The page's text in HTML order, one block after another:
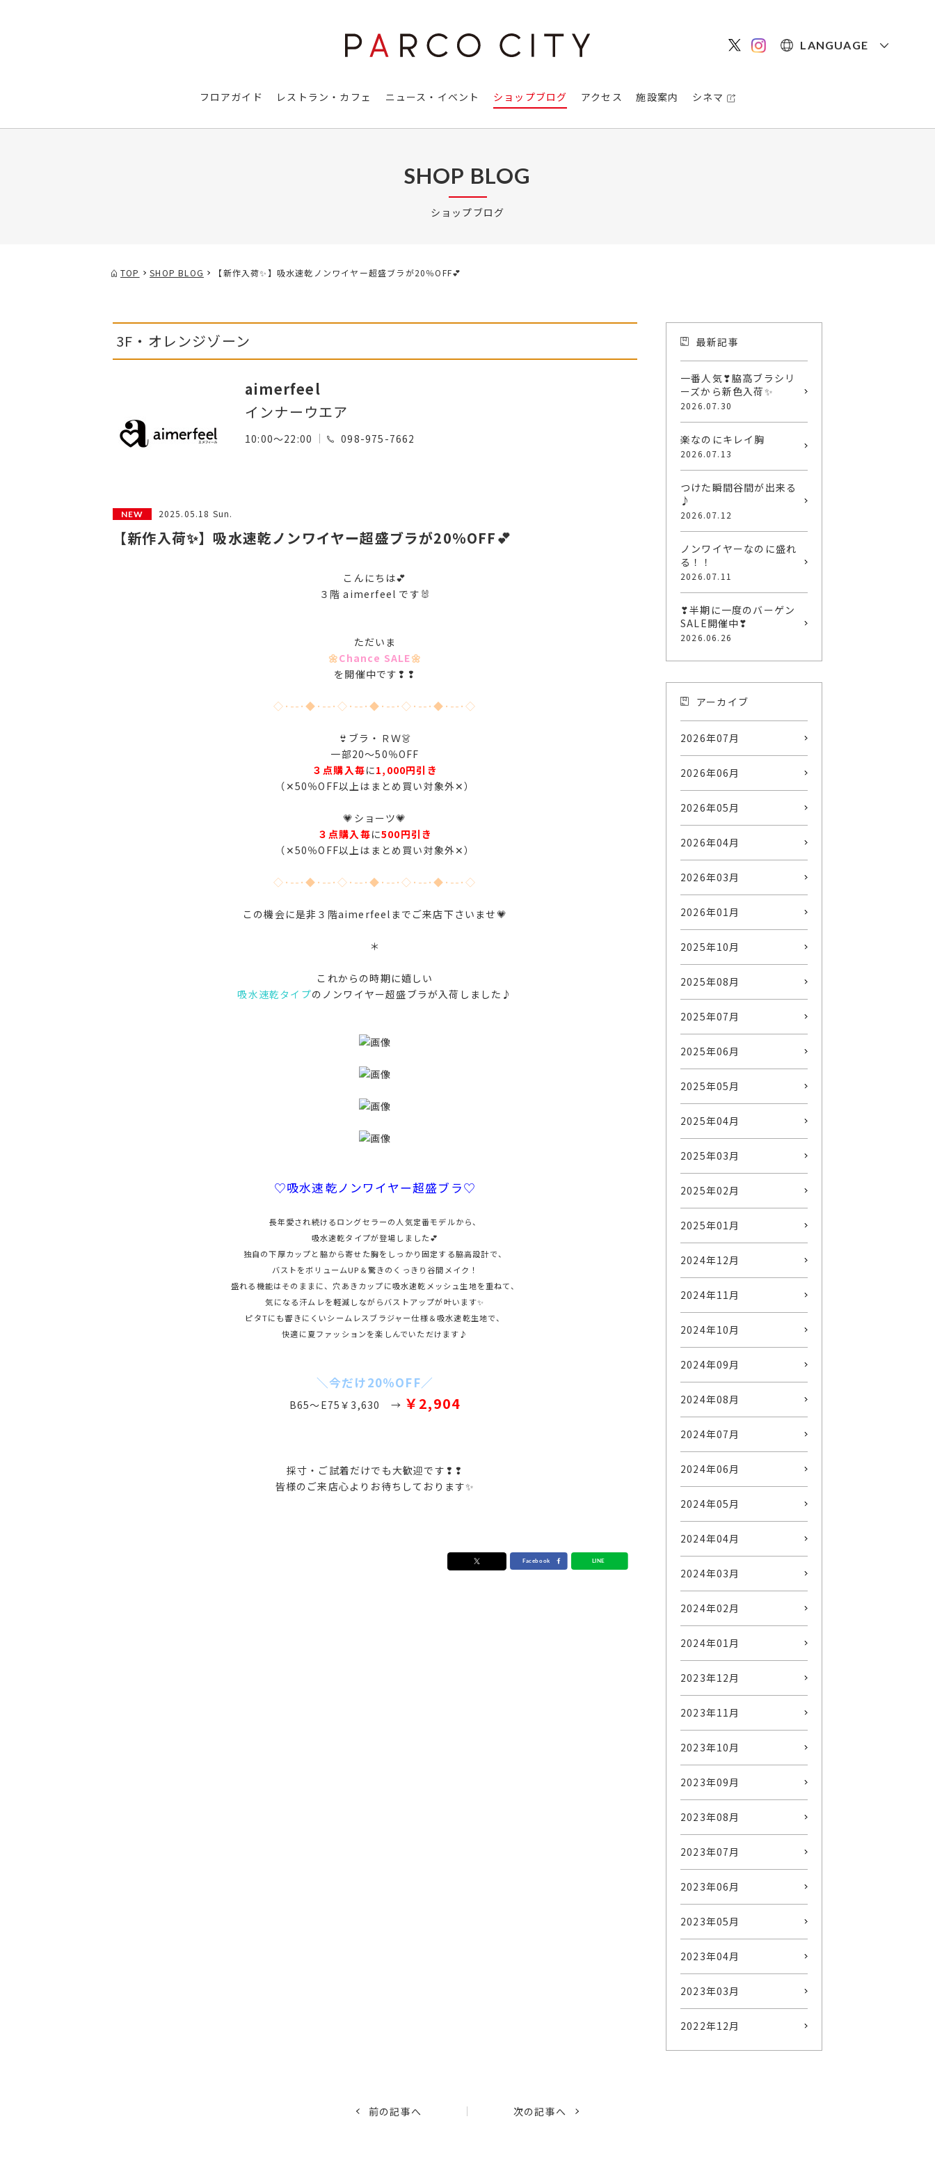
LANGUAGE
フロアガイド レストラン・カフェ ニュース・イベント ショップブログ アクセス 施設案内 シネマ
SHOP BLOG
ショップブログ
TOP SHOP BLOG 【新作入荷✨】吸水速乾ノンワイヤー超盛ブラが20％OFF💕
3F・オレンジゾーン
aimerfeel
インナーウエア
10:00～22:00 098-975-7662
2025.05.18 Sun.
【新作入荷✨】吸水速乾ノンワイヤー超盛ブラが20％OFF💕
こんにちは💕
３階 aimerfeel です🐰
ただいま
🌼Chance SALE🌼
を開催中です❢❢
◇･--･◆･--･◇･--･◆･--･◇･--･◆･--･◇
👙ブラ・ＲＷ👗
一部20～50％OFF
３点購入毎に1,000円引き
（✕50％OFF以上はまとめ買い対象外✕）
💗ショーツ💗
３点購入毎に500円引き
（✕50％OFF以上はまとめ買い対象外✕）
◇･--･◆･--･◇･--･◆･--･◇･--･◆･--･◇
この機会に是非３階aimerfeelまでご来店下さいませ💗
＊
これからの時期に嬉しい
吸水速乾タイプのノンワイヤー超盛ブラが入荷しました♪
♡吸水速乾ノンワイヤー超盛ブラ♡
長年愛され続けるロングセラーの人気定番モデルから、
吸水速乾タイプが登場しました💕
独自の下厚カップと脇から寄せた胸をしっかり固定する脇高設計で、
バストをボリュームUP＆驚きのくっきり谷間メイク！
盛れる機能はそのままに、穴あきカップに吸水速乾メッシュ生地を重ねて、
気になる汗ムレを軽減しながらバストアップが叶います✨
ピタTにも響きにくいシームレスブラジャー仕様＆吸水速乾生地で、
快適に夏ファッションを楽しんでいただけます♪
＼今だけ20％OFF／
B65～E75￥3,630 → ￥2,904
採寸・ご試着だけでも大歓迎です❢❢
皆様のご来店心よりお待ちしております✨
最新記事
一番人気❣脇高ブラシリ
ーズから新色入荷✨
2026.07.30
楽なのにキレイ胸
2026.07.13
つけた瞬間谷間が出来る
♪
2026.07.12
ノンワイヤーなのに盛れ
る！！
2026.07.11
❣半期に一度のバーゲン
SALE開催中❣
2026.06.26
アーカイブ
2026年07月
2026年06月
2026年05月
2026年04月
2026年03月
2026年01月
2025年10月
2025年08月
2025年07月
2025年06月
2025年05月
2025年04月
2025年03月
2025年02月
2025年01月
2024年12月
2024年11月
2024年10月
2024年09月
2024年08月
2024年07月
2024年06月
2024年05月
2024年04月
2024年03月
2024年02月
2024年01月
2023年12月
2023年11月
2023年10月
2023年09月
2023年08月
2023年07月
2023年06月
2023年05月
2023年04月
2023年03月
2022年12月
前の記事へ 次の記事へ